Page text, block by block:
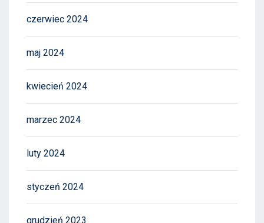
czerwiec 2024
maj 2024
kwiecień 2024
marzec 2024
luty 2024
styczeń 2024
grudzień 2023